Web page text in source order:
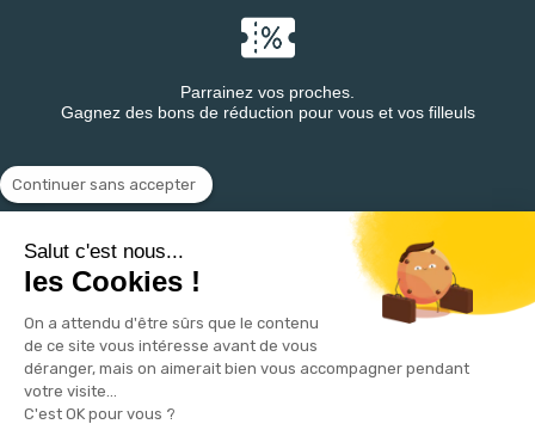
Continuer sans accepter
Salut c'est nous...
les Cookies !
On a attendu d'être sûrs que le contenu
de ce site vous intéresse avant de vous
déranger, mais on aimerait bien vous accompagner pendant
votre visite...
C'est OK pour vous ?
Parrainez vos proches.
Gagnez des bons de réduction pour vous et vos filleuls
Retrouvez DESTINEA® sur